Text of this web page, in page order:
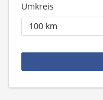
Umkreis